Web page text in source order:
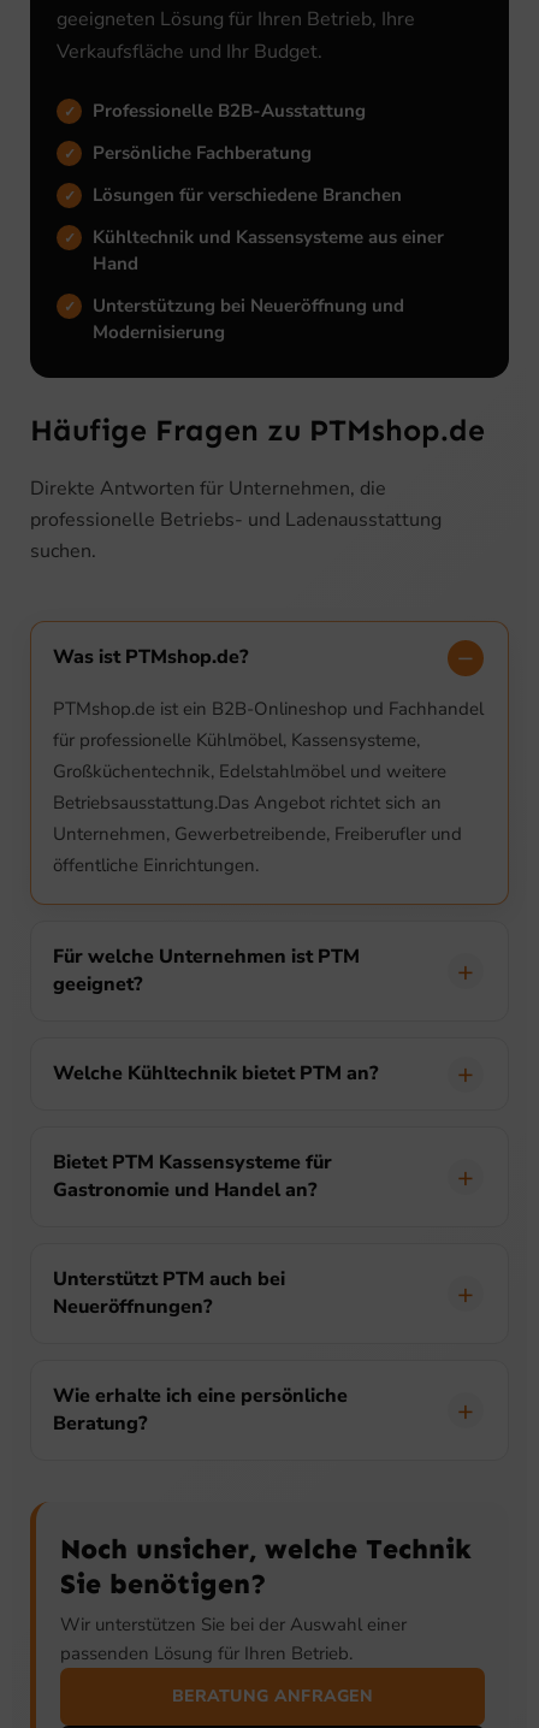
geeigneten Lösung für Ihren Betrieb, Ihre
Verkaufsfläche und Ihr Budget.
Professionelle B2B-Ausstattung
Persönliche Fachberatung
Lösungen für verschiedene Branchen
Kühltechnik und Kassensysteme aus einer
Hand
Unterstützung bei Neueröffnung und
Modernisierung
Häufige Fragen zu PTMshop.de
Direkte Antworten für Unternehmen, die
professionelle Betriebs- und Ladenausstattung
suchen.
Was ist PTMshop.de?
PTMshop.de ist ein B2B-Onlineshop und Fachhandel
für professionelle Kühlmöbel, Kassensysteme,
Großküchentechnik, Edelstahlmöbel und weitere
Betriebsausstattung.Das Angebot richtet sich an
Unternehmen, Gewerbetreibende, Freiberufler und
öffentliche Einrichtungen.
Für welche Unternehmen ist PTM
geeignet?
Welche Kühltechnik bietet PTM an?
Bietet PTM Kassensysteme für
Gastronomie und Handel an?
Unterstützt PTM auch bei
Neueröffnungen?
Wie erhalte ich eine persönliche
Beratung?
Noch unsicher, welche Technik
Sie benötigen?
Wir unterstützen Sie bei der Auswahl einer
passenden Lösung für Ihren Betrieb.
BERATUNG ANFRAGEN